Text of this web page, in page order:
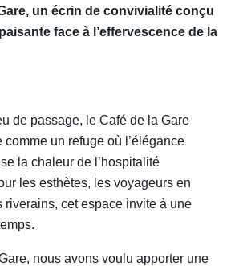
un écrin de convivialité conçu
face à l’effervescence de la
de passage, le Café de la Gare
comme un refuge où l’élégance
la chaleur de l’hospitalité
les esthètes, les voyageurs en
riverains, cet espace invite à une
nous avons voulu apporter une